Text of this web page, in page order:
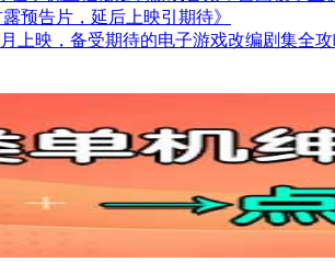
预告片，延后上映引期待》
月上映，备受期待的电子游戏改编剧集全